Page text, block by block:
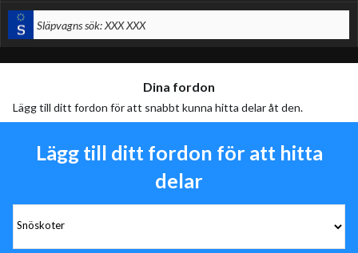
Dina fordon
Lägg till ditt fordon för att snabbt kunna hitta delar åt den.
Lägg till ditt fordon för att hitta
delar